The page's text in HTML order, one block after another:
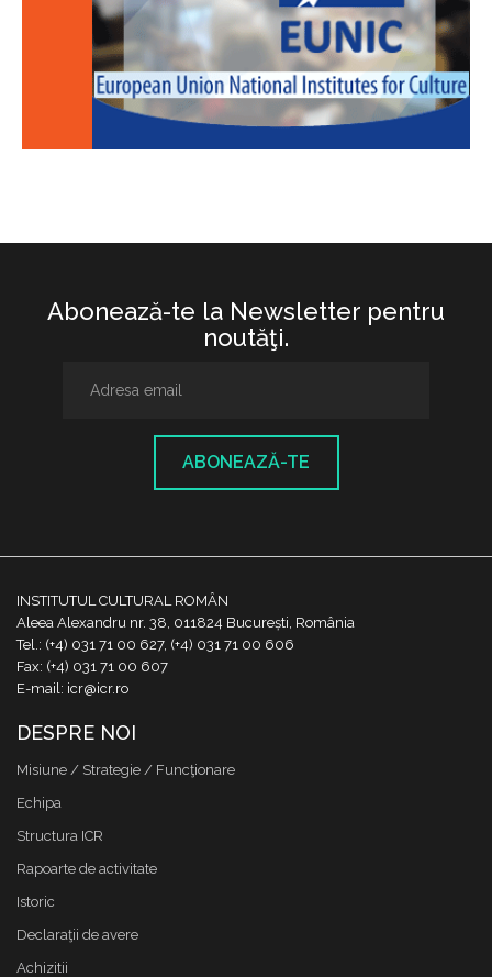
Abonează-te la Newsletter pentru
noutăţi.
ABONEAZĂ-TE
INSTITUTUL CULTURAL ROMÂN
Aleea Alexandru nr. 38, 011824 București, România
Tel.: (+4) 031 71 00 627, (+4) 031 71 00 606
Fax: (+4) 031 71 00 607
E-mail: icr@icr.ro
DESPRE NOI
Misiune / Strategie / Funcţionare
Echipa
Structura ICR
Rapoarte de activitate
Istoric
Declaraţii de avere
Achizitii